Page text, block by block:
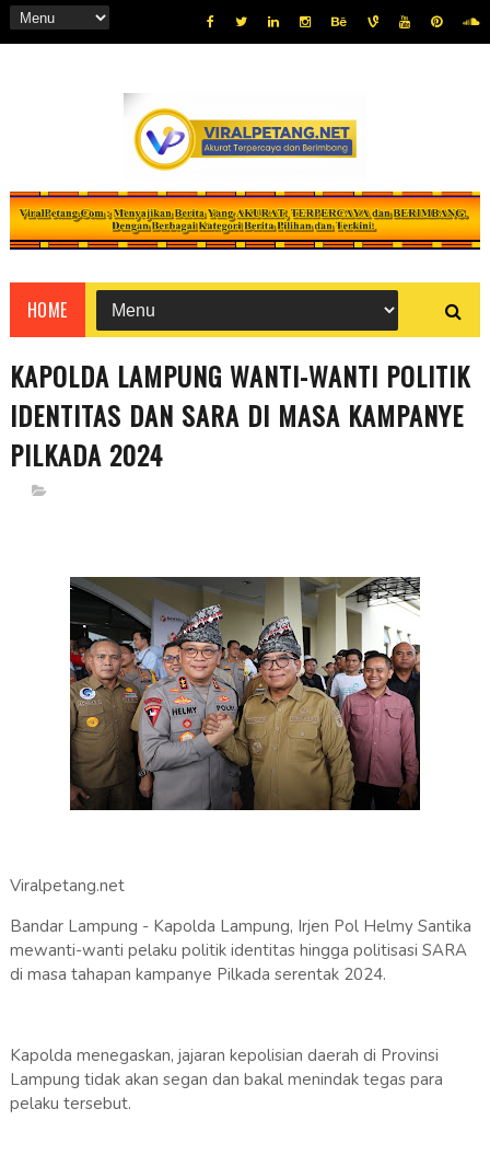
HOME
KAPOLDA LAMPUNG WANTI-WANTI POLITIK
IDENTITAS DAN SARA DI MASA KAMPANYE
PILKADA 2024
Viralpetang.net
Bandar Lampung - Kapolda Lampung, Irjen Pol Helmy Santika
mewanti-wanti pelaku politik identitas hingga politisasi SARA
di masa tahapan kampanye Pilkada serentak 2024.
Kapolda menegaskan, jajaran kepolisian daerah di Provinsi
Lampung tidak akan segan dan bakal menindak tegas para
pelaku tersebut.